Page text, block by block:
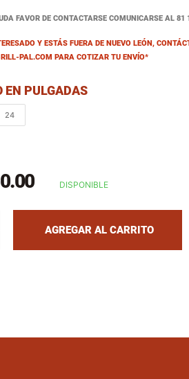
FAVOR DE CONTACTARSE COMUNICARSE AL 81
Y ESTÁS FUERA DE NUEVO LEÓN,
PAL.COM PARA COTIZAR TU ENVÍO*
EN PULGADAS
24
DISPONIBLE
missing:
AGREGAR AL CARRITO